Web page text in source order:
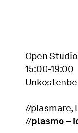
Open Studio
15:00-19:00
//plasmare,
//plasmo –